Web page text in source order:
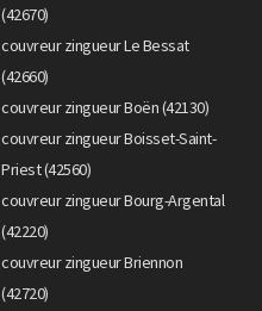
(42670)
couvreur zingueur Le Bessat
(42660)
couvreur zingueur Boën (42130)
couvreur zingueur Boisset-Saint-
Priest (42560)
couvreur zingueur Bourg-Argental
(42220)
couvreur zingueur Briennon
(42720)